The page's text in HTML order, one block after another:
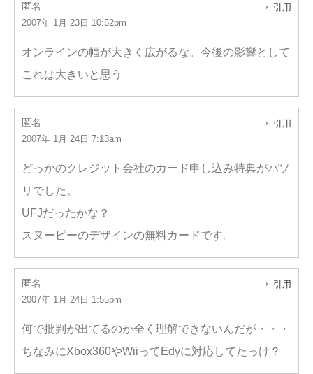
匿名
2007年 1月 23日 10:52pm
引用
オンラインの幅が大きく広がるな。今後の影響として
これは大きいと思う
匿名
2007年 1月 24日 7:13am
引用
どっかのクレジット会社のカード申し込み特典がパソ
リでした。
UFJだったかな？
スヌーピーのデザインの無料カードです。
匿名
2007年 1月 24日 1:55pm
引用
何で批判が出てるのか全く理解できないんだが・・・
ちなみにXbox360やWiiってEdyに対応してたっけ？